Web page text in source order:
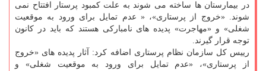
در بیمارستان ها ساخته می شوند به علت کمبود پرستار افتتاح نمی
شوند. «خروج از پرستاری»، « عدم تمایل برای ورود به موقعیت
شغلی» و «مهاجرت» پدیده های نامبارکی هستند که باید در کانون
توجه قرار گیرند.
رییس کل سازمان نظام پرستاری اضافه کرد: آثار پدیده های «خروج
از پرستاری»، «عدم تمایل برای ورود به موقعیت شغلی» و